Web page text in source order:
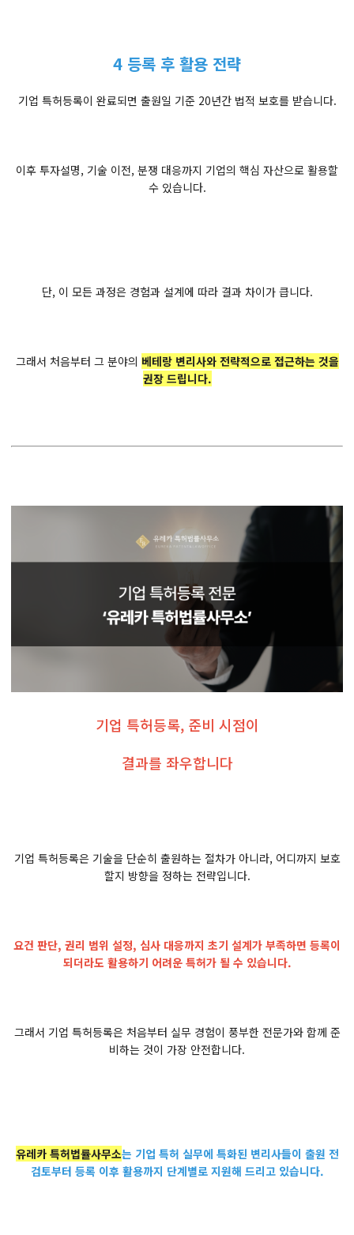
4 등록 후 활용 전략
기업 특허등록이 완료되면 출원일 기준 20년간 법적 보호를 받습니다.
이후 투자설명, 기술 이전, 분쟁 대응까지 기업의 핵심 자산으로 활용할
수 있습니다.
단, 이 모든 과정은 경험과 설계에 따라 결과 차이가 큽니다.
그래서 처음부터 그 분야의 베테랑 변리사와 전략적으로 접근하는 것을
권장 드립니다.
기업 특허등록, 준비 시점이
결과를 좌우합니다
기업 특허등록은 기술을 단순히 출원하는 절차가 아니라, 어디까지 보호
할지 방향을 정하는 전략입니다.
요건 판단, 권리 범위 설정, 심사 대응까지 초기 설계가 부족하면 등록이
되더라도 활용하기 어려운 특허가 될 수 있습니다.
그래서 기업 특허등록은 처음부터 실무 경험이 풍부한 전문가와 함께 준
비하는 것이 가장 안전합니다.
유레카 특허법률사무소는 기업 특허 실무에 특화된 변리사들이 출원 전
검토부터 등록 이후 활용까지 단계별로 지원해 드리고 있습니다.